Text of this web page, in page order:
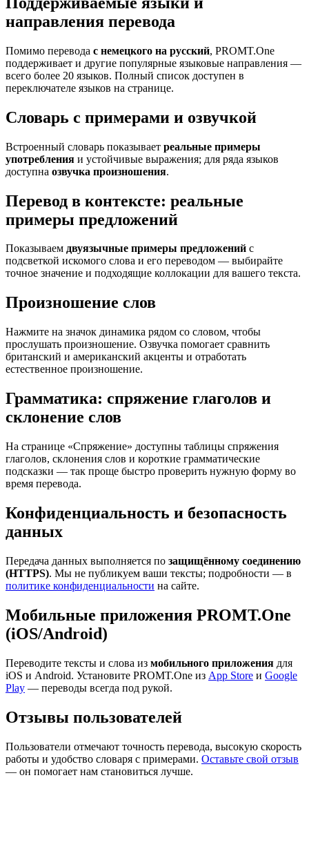
направления перевода
Помимо перевода с немецкого на русский, PROMT.One
поддерживает и другие популярные языковые направления —
всего более 20 языков. Полный список доступен в
переключателе языков на странице.
Словарь с примерами и озвучкой
Встроенный словарь показывает реальные примеры
употребления и устойчивые выражения; для ряда языков
доступна озвучка произношения.
Перевод в контексте: реальные
примеры предложений
Показываем двуязычные примеры предложений с
подсветкой искомого слова и его переводом — выбирайте
точное значение и подходящие коллокации для вашего текста.
Произношение слов
Нажмите на значок динамика рядом со словом, чтобы
прослушать произношение. Озвучка помогает сравнить
британский и американский акценты и отработать
естественное произношение.
Грамматика: спряжение глаголов и
склонение слов
На странице «Спряжение» доступны таблицы спряжения
глаголов, склонения слов и короткие грамматические
подсказки — так проще быстро проверить нужную форму во
время перевода.
Конфиденциальность и безопасность
данных
Передача данных выполняется по защищённому соединению
(HTTPS). Мы не публикуем ваши тексты; подробности — в
политике конфиденциальности на сайте.
Мобильные приложения PROMT.One
(iOS/Android)
Переводите тексты и слова из мобильного приложения для
iOS и Android. Установите PROMT.One из App Store и Google
Play — переводы всегда под рукой.
Отзывы пользователей
Пользователи отмечают точность перевода, высокую скорость
работы и удобство словаря с примерами. Оставьте свой отзыв
— он помогает нам становиться лучше.